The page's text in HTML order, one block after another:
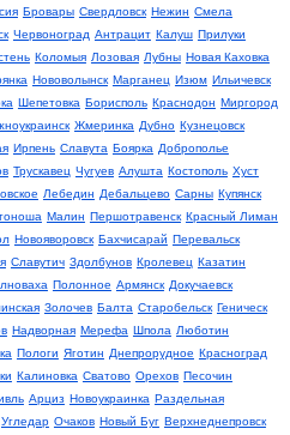
Бровары Свердловск Нежин Смела
Червоноград Антрацит Калуш Прилуки
Коломыя Лозовая Лубны Новая Каховка
Нововолынск Марганец Изюм Ильичевск
Шепетовка Борисполь Краснодон Миргород
Жмеринка Дубно Кузнецовск
Ирпень Славута Боярка Доброполье
Трускавец Чугуев Алушта Костополь Хуст
Лебедин Дебальцево Сарны Купянск
Малин Першотравенск Красный Лиман
Новояворовск Бахчисарай Перевальск
Славутич Здолбунов Кролевец Казатин
Полонное Армянск Докучаевск
Золочев Балта Старобельск Геническ
Надворная Мерефа Шпола Люботин
Пологи Яготин Днепрорудное Красноград
Калиновка Сватово Орехов Песочин
Арциз Новоукраинка Раздельная
Угледар Очаков Новый Буг Верхнеднепровск